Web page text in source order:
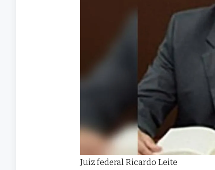
Juiz federal Ricardo Leite